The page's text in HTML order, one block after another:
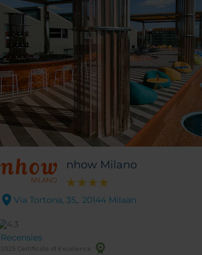
nhow Milano
Via Tortona, 35,. 20144 Milaan
Recensies
2025 Certificate of Excellence